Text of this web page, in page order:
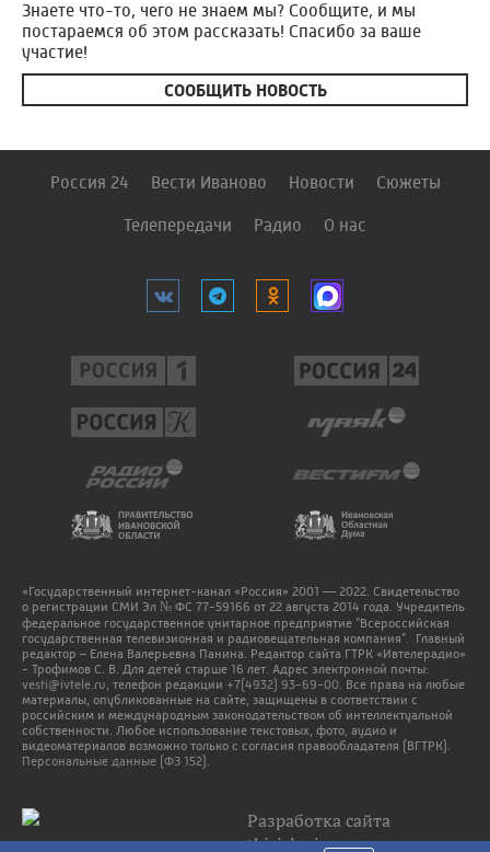
Знаете что-то, чего не знаем мы? Сообщите, и мы
постараемся об этом рассказать! Спасибо за ваше
участие!
СООБЩИТЬ НОВОСТЬ
Россия 24 Вести Иваново Новости Сюжеты
Телепередачи Радио О нас
«Государственный интернет-канал «Россия» 2001 — 2022. Свидетельство
о регистрации СМИ Эл № ФС 77-59166 от 22 августа 2014 года. Учредитель
федеральное государственное унитарное предприятие "Всероссийская
государственная телевизионная и радиовещательная компания". Главный
редактор – Елена Валерьевна Панина. Редактор сайта ГТРК «Ивтелерадио»
- Трофимов С. В. Для детей старше 16 лет. Адрес электронной почты:
vesti@ivtele.ru, телефон редакции +7(4932) 93-69-00. Все права на любые
материалы, опубликованные на сайте, защищены в соответствии с
российским и международным законодательством об интеллектуальной
собственности. Любое использование текстовых, фото, аудио и
видеоматериалов возможно только с согласия правообладателя (ВГТРК).
Персональные данные (ФЗ 152).
Разработка сайта
thisislogic.ru